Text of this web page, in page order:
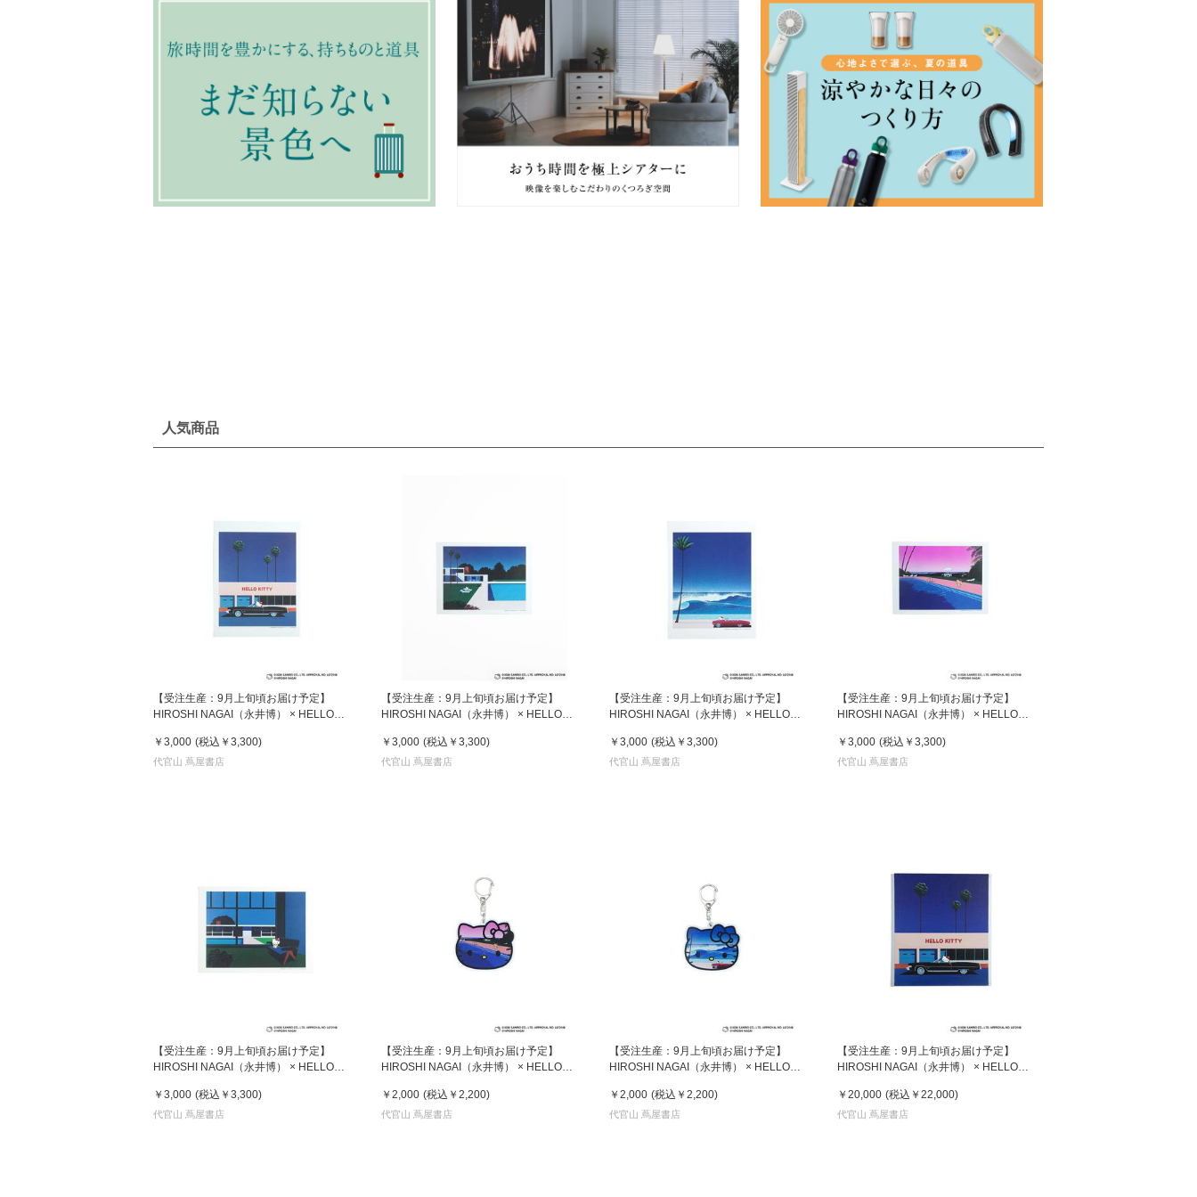
人気商品
【受注生産：9月上旬頃お届け予定】
HIROSHI NAGAI（永井博） × HELLO
PT Untitled 1
￥3,000 (税込 ￥3,300)
代官山 蔦屋書店
【受注生産：9月上旬頃お届け予定】
HIROSHI NAGAI（永井博） × HELLO
PT Untitled 3
￥3,000 (税込 ￥3,300)
代官山 蔦屋書店
【受注生産：9月上旬頃お届け予定】
HIROSHI NAGAI（永井博） × HELLO
PT Untitled 2
￥3,000 (税込 ￥3,300)
代官山 蔦屋書店
【受注生産：9月上旬頃お届け予定】
HIROSHI NAGAI（永井博） × HELLO
PT Untitled 5
￥3,000 (税込 ￥3,300)
代官山 蔦屋書店
【受注生産：9月上旬頃お届け予定】
HIROSHI NAGAI（永井博） × HELLO
PT Untitled 4
￥3,000 (税込 ￥3,300)
代官山 蔦屋書店
【受注生産：9月上旬頃お届け予定】
HIROSHI NAGAI（永井博） × HELLO
KTHN-AKF Untitled 5
￥2,000 (税込 ￥2,200)
代官山 蔦屋書店
【受注生産：9月上旬頃お届け予定】
HIROSHI NAGAI（永井博） × HELLO
KTHN-AKF Untitled 2
￥2,000 (税込 ￥2,200)
代官山 蔦屋書店
【受注生産：9月上旬頃お届け予定】
HIROSHI NAGAI（永井博） × HELLO
KTHN-CP Untitled 1 ※通常商品との同時購
入不可
￥20,000 (税込 ￥22,000)
代官山 蔦屋書店